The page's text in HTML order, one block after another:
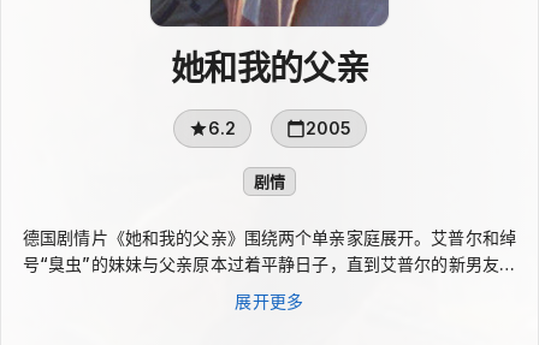
她和我的父亲
6.2 2005
剧情
德国剧情片《她和我的父亲》围绕两个单亲家庭展开。艾普尔和绰
号“臭虫”的妹妹与父亲原本过着平静日子，直到艾普尔的新男友本
出现，本的单亲妈妈也逐渐走近这个家，并与艾普尔的父亲发展出
微妙关系。处在青春期尾声的艾普尔难以接受突如其来的变化，想
展开更多